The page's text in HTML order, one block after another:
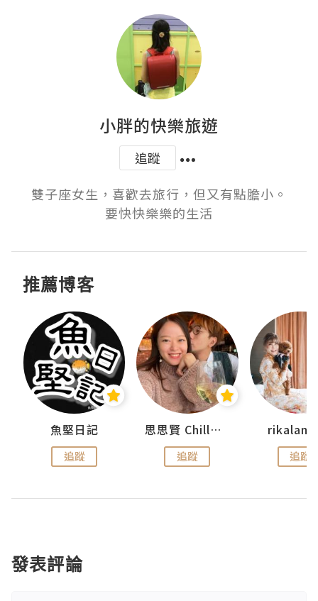
小胖的快樂旅遊
追蹤
雙子座女生，喜歡去旅行，但又有點膽小。
要快快樂樂的生活
推薦博客
魚堅日記
追蹤
思思賢 ChillMyBabe
追蹤 追蹤
發表評論